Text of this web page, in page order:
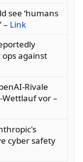
see ‘humans
– Link
against
Rivale
vor –
cyber safety